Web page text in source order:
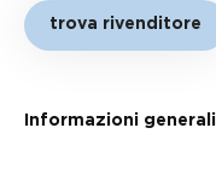
trova rivenditore
Informazioni generali